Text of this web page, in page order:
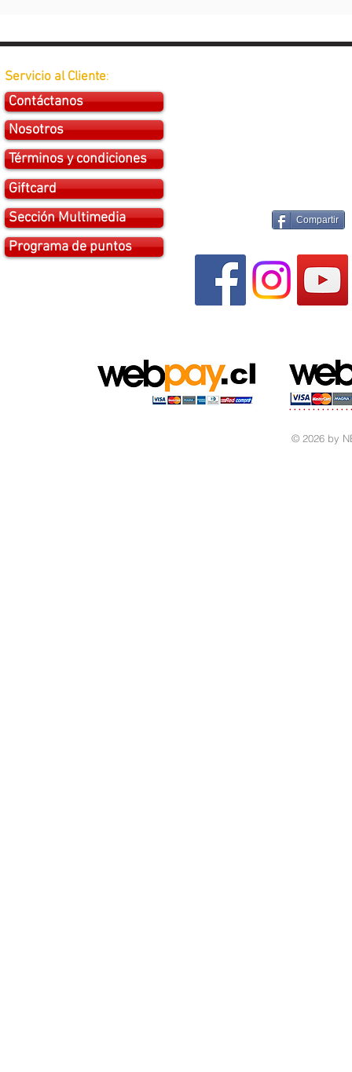
Servicio al Cliente:
Contáctanos
Nosotros
Términos y condiciones
Giftcard
Sección Multimedia
Programa de puntos
Compartir
© 2026 by